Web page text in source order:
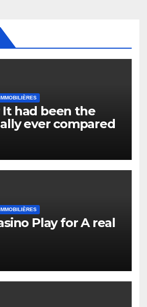
had been the
ever compared
actually?
Learners
Play for A real